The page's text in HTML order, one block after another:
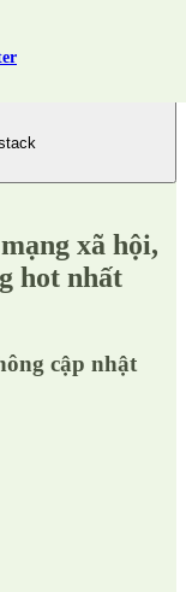
xã hội,
hot nhất
cập nhật